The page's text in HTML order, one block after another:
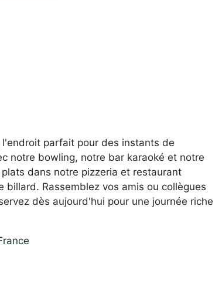
l'endroit parfait pour des instants de
notre bowling, notre bar karaoké et notre
dans notre pizzeria et restaurant
Rassemblez vos amis ou collègues
dès aujourd'hui pour une journée riche